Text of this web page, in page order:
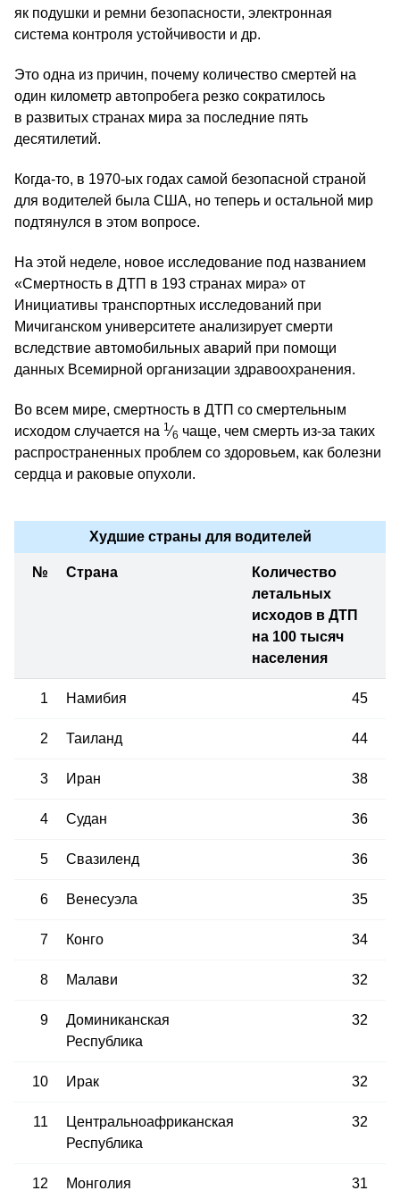
як подушки и ремни безопасности, электронная
система контроля устойчивости и др.
Это одна из причин, почему количество смертей на
один километр автопробега резко сократилось
в развитых странах мира за последние пять
десятилетий.
Когда-то, в 1970-ых годах самой безопасной страной
для водителей была США, но теперь и остальной мир
подтянулся в этом вопросе.
На этой неделе, новое исследование под названием
«Смертность в ДТП в 193 странах мира» от
Инициативы транспортных исследований при
Мичиганском университете анализирует смерти
вследствие автомобильных аварий при помощи
данных Всемирной организации здравоохранения.
Во всем мире, смертность в ДТП со смертельным
исходом случается на 1⁄6 чаще, чем смерть из-за таких
распространенных проблем со здоровьем, как болезни
сердца и раковые опухоли.
Худшие страны для водителей
№ Страна
Количество
летальных
исходов в ДТП
на 100 тысяч
населения
1 Намибия 45
2 Таиланд 44
3 Иран 38
4 Судан 36
5 Свазиленд 36
6 Венесуэла 35
7 Конго 34
8 Малави 32
9
Доминиканская
Республика
32
10 Ирак 32
11
Центральноафриканская
Республика
32
12 Монголия 31